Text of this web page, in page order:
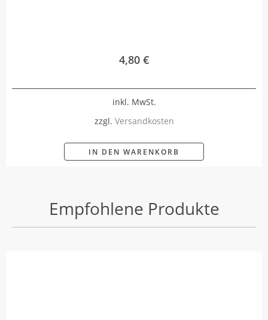
4,80 €
inkl. MwSt.
zzgl. Versandkosten
IN DEN WARENKORB
Empfohlene Produkte